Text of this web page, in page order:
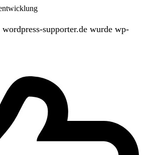
wordpress-supporter.de wurde wp-